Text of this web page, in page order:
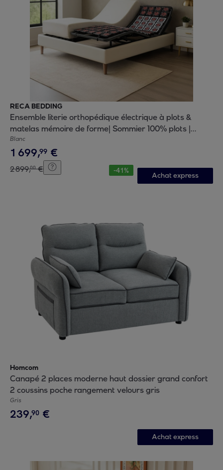
RECA BEDDING
Ensemble literie orthopédique électrique à plots &
matelas mémoire de forme| Sommier 100% plots |
Contours de lit inclus | Moteur et Télécommande inclus
Blanc
1 699,99 €
2899,00 € -41%
Achat express
Homcom
Canapé 2 places moderne haut dossier grand confort
2 coussins poche rangement velours gris
Gris
239,90 €
Achat express